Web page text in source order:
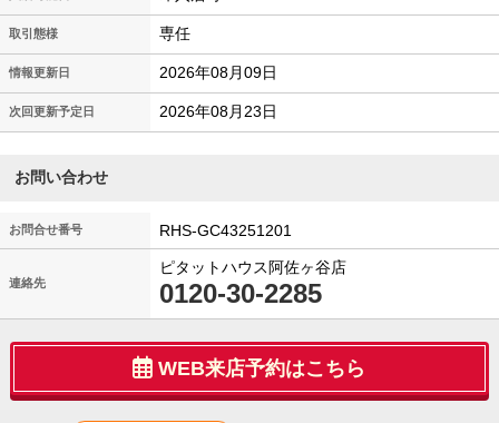
取引態様 専任
情報更新日 2026年08月09日
次回更新予定日 2026年08月23日
お問い合わせ
お問合せ番号 RHS-GC43251201
連絡先
ピタットハウス阿佐ヶ谷店
0120-30-2285
WEB来店予約はこちら